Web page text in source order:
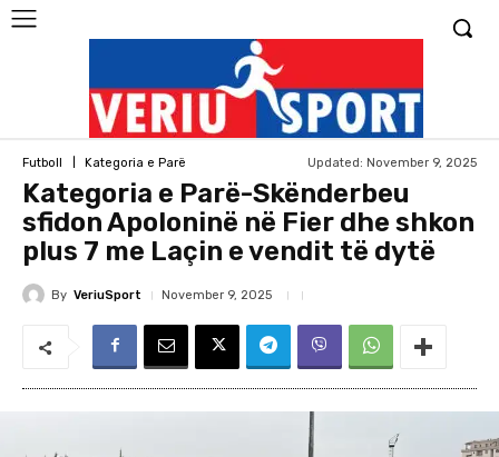
Futboll Kategoria e Parë Updated: November 9, 2025
Kategoria e Parë-Skënderbeu
sfidon Apoloninë në Fier dhe shkon
plus 7 me Laçin e vendit të dytë
By VeriuSport November 9, 2025